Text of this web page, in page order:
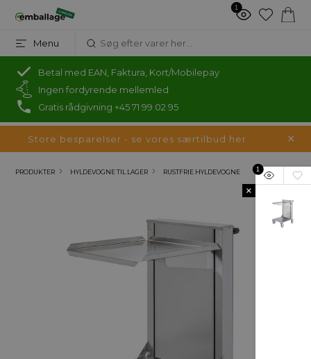
1
Menu
Betal med EAN, Faktura, Kort/Mobilepay
Ingen fordyrende mellemled
Gratis rådgivning +45 71 99 02 95
Store besparelser - se vores særtilbud her
PRODUKTER HYLDEVOGNE TIL LAGER RUSTFRIE HYLDEVOGNE 1
×